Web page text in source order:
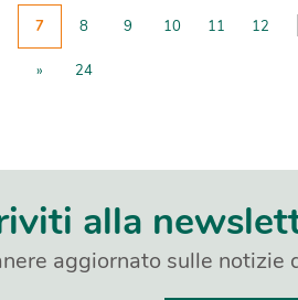
7 8 9 10 11 12
» 24
alla
aggiornato sulle notizie